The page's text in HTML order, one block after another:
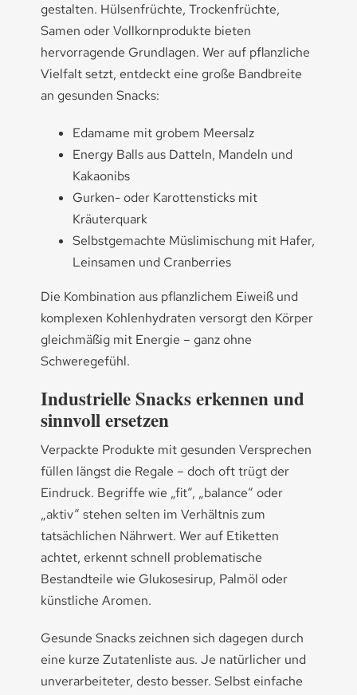
gestalten. Hülsenfrüchte, Trockenfrüchte,
Samen oder Vollkornprodukte bieten
hervorragende Grundlagen. Wer auf pflanzliche
Vielfalt setzt, entdeckt eine große Bandbreite
an gesunden Snacks:
Edamame mit grobem Meersalz
Energy Balls aus Datteln, Mandeln und
Kakaonibs
Gurken- oder Karottensticks mit
Kräuterquark
Selbstgemachte Müslimischung mit Hafer,
Leinsamen und Cranberries
Die Kombination aus pflanzlichem Eiweiß und
komplexen Kohlenhydraten versorgt den Körper
gleichmäßig mit Energie – ganz ohne
Schweregefühl.
Industrielle Snacks erkennen und
sinnvoll ersetzen
Verpackte Produkte mit gesunden Versprechen
füllen längst die Regale – doch oft trügt der
Eindruck. Begriffe wie „fit“, „balance“ oder
„aktiv“ stehen selten im Verhältnis zum
tatsächlichen Nährwert. Wer auf Etiketten
achtet, erkennt schnell problematische
Bestandteile wie Glukosesirup, Palmöl oder
künstliche Aromen.
Gesunde Snacks zeichnen sich dagegen durch
eine kurze Zutatenliste aus. Je natürlicher und
unverarbeiteter, desto besser. Selbst einfache